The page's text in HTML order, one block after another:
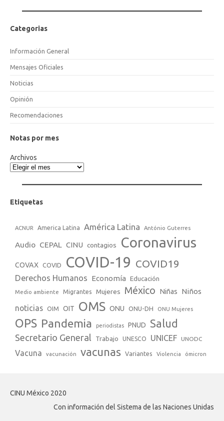
Categorias
Información General
Mensajes Oficiales
Noticias
Opinión
Recomendaciones
Notas por mes
Archivos
Etiquetas
ACNUR America Latina América Latina António Guterres
Audio CEPAL CINU contagios Coronavirus
COVAX COVID COVID-19 COVID19
Derechos Humanos Economía Educación
Medio ambiente Migrantes Mujeres México Niñas Niños
noticias OIM OIT OMS ONU ONU-DH ONU Mujeres
OPS Pandemia periodistas PNUD Salud
Secretario General Trabajo UNESCO UNICEF UNODC
Vacuna vacunación vacunas Variantes Violencia ómicron
CINU México 2020
Con información del Sistema de las Naciones Unidas